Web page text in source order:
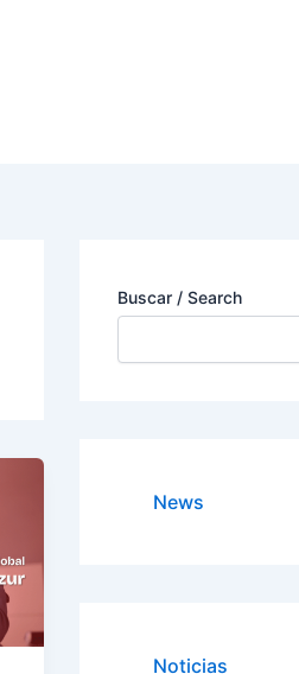
Buscar / Search
News
Noticias